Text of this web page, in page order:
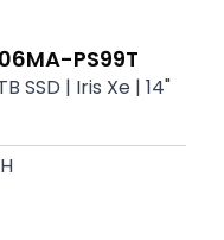
PS99T
SSD | Iris Xe | 14"